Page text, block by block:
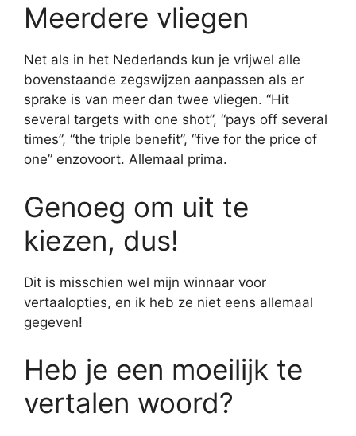
Meerdere vliegen
Net als in het Nederlands kun je vrijwel alle
bovenstaande zegswijzen aanpassen als er
sprake is van meer dan twee vliegen. “Hit
several targets with one shot”, “pays off several
times”, “the triple benefit”, “five for the price of
one” enzovoort. Allemaal prima.
Genoeg om uit te
kiezen, dus!
Dit is misschien wel mijn winnaar voor
vertaalopties, en ik heb ze niet eens allemaal
gegeven!
Heb je een moeilijk te
vertalen woord?